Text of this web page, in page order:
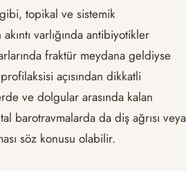
topikal ve sistemik
varlığında antibiyotikler
fraktür meydana geldiyse
açısından dikkatli
ve dolgular arasında kalan
barotravmalarda da diş ağrısı veya
söz konusu olabilir.